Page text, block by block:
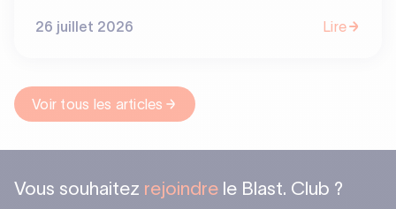
situe pas toujours là où on l'attend. Entre
26 juillet 2026 Lire
Voir tous les articles
Vous souhaitez rejoindre le Blast. Club ?